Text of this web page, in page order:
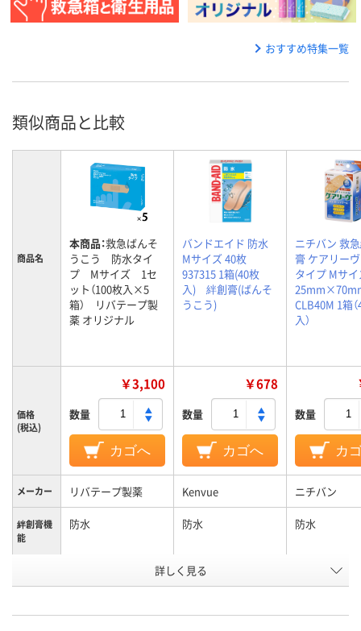
おすすめ特集一覧
類似商品と比較
商品名
本商品：救急ばんそ
うこう 防水タイ
プ Mサイズ 1セ
ット（100枚入×5
箱） リバテープ製
薬 オリジナル
バンドエイド 防水
Mサイズ 40枚
937315 1箱(40枚
入) 絆創膏(ばんそ
うこう)
ニチバン 救
膏 ケアリー
タイプ Mサ
CLB40M 1箱
入）
価格
(税込)
￥3,100
数量
カゴへ
￥678
数量
カゴへ
数量
カ
メーカー リバテープ製薬 Kenvue ニチバン
絆創膏機
能
防水 防水 防水
滅菌済
詳しく見る